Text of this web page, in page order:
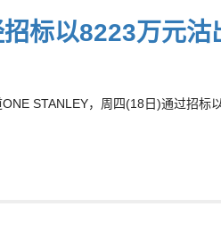
标以8223万元沽
STANLEY，周四(18日)通过招